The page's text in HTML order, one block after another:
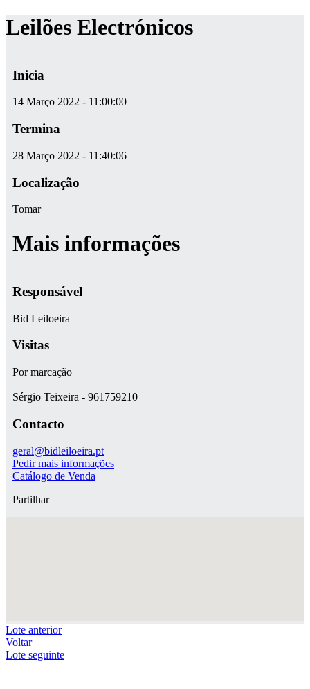
Leilões Electrónicos
Inicia
14 Março 2022 - 11:00:00
Termina
28 Março 2022 - 11:40:06
Localização
Tomar
Mais informações
Responsável
Bid Leiloeira
Visitas
Por marcação
Sérgio Teixeira - 961759210
Contacto
geral@bidleiloeira.pt
Pedir mais informações
Catálogo de Venda
Partilhar
Lote anterior
Voltar
Lote seguinte